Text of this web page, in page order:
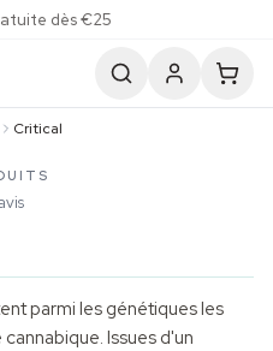
dès €25
Critical
parmi les génétiques les
Issues d'un